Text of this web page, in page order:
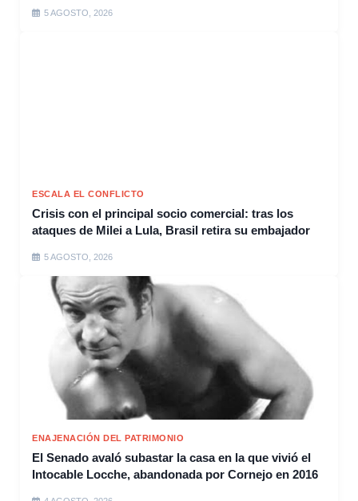
5 AGOSTO, 2026
ESCALA EL CONFLICTO
Crisis con el principal socio comercial: tras los
ataques de Milei a Lula, Brasil retira su embajador
5 AGOSTO, 2026
ENAJENACIÓN DEL PATRIMONIO
El Senado avaló subastar la casa en la que vivió el
Intocable Locche, abandonada por Cornejo en 2016